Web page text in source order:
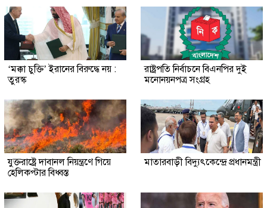
‘মক্কা চুক্তি’ ইরানের বিরুদ্ধে নয় :
তুরস্ক
রাষ্ট্রপতি নির্বাচনে বিএনপির দুই
মনোনয়নপত্র সংগ্রহ
যুক্তরাষ্ট্রে দাবানল নিয়ন্ত্রণে গিয়ে
হেলিকপ্টার বিধ্বস্ত
মাতারবাড়ী বিদ্যুৎকেন্দ্রে প্রধানমন্ত্রী